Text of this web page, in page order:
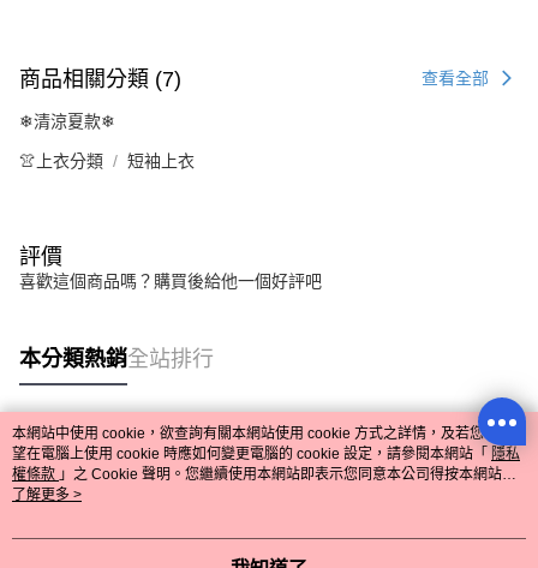
商品相關分類 (7) 查看全部
❄清涼夏款❄
👚上衣分類 短袖上衣
評價
喜歡這個商品嗎？購買後給他一個好評吧
本分類熱銷全站排行
熱門標籤
本網站中使用 cookie，欲查詢有關本網站使用 cookie 方式之詳情，及若您不希
望在電腦上使用 cookie 時應如何變更電腦的 cookie 設定，請參閱本網站「 隱私
權條款 」之 Cookie 聲明。您繼續使用本網站即表示您同意本公司得按本網站使
用條款之 Cookie 聲明使用 cookie。
了解更多 >